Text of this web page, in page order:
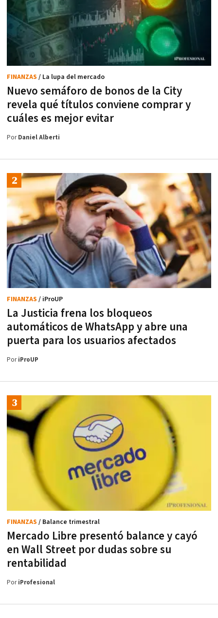
Nuevo semáforo de bonos de la City
revela qué títulos conviene comprar y
cuáles es mejor evitar
FINANZAS / La lupa del mercado
PorDaniel Alberti
La Justicia frena los bloqueos
automáticos de WhatsApp y abre una
puerta para los usuarios afectados
FINANZAS / iProUP
PoriProUP
Mercado Libre presentó balance y cayó
en Wall Street por dudas sobre su
rentabilidad
FINANZAS / Balance trimestral
PoriProfesional